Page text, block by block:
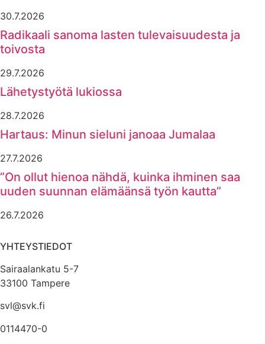
30.7.2026
Radikaali sanoma lasten tulevaisuudesta ja
toivosta
29.7.2026
Lähetystyötä lukiossa
28.7.2026
Hartaus: Minun sieluni janoaa Jumalaa
27.7.2026
”On ollut hienoa nähdä, kuinka ihminen saa
uuden suunnan elämäänsä työn kautta”
26.7.2026
YHTEYSTIEDOT
Sairaalankatu 5-7
33100 Tampere
svl@svk.fi
0114470-0